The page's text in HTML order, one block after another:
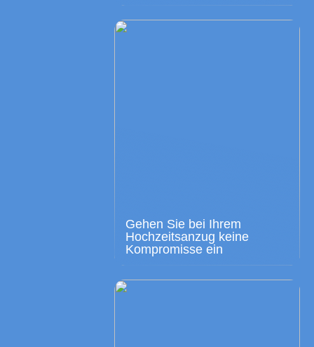
Gehen Sie bei Ihrem
Hochzeitsanzug keine
Kompromisse ein